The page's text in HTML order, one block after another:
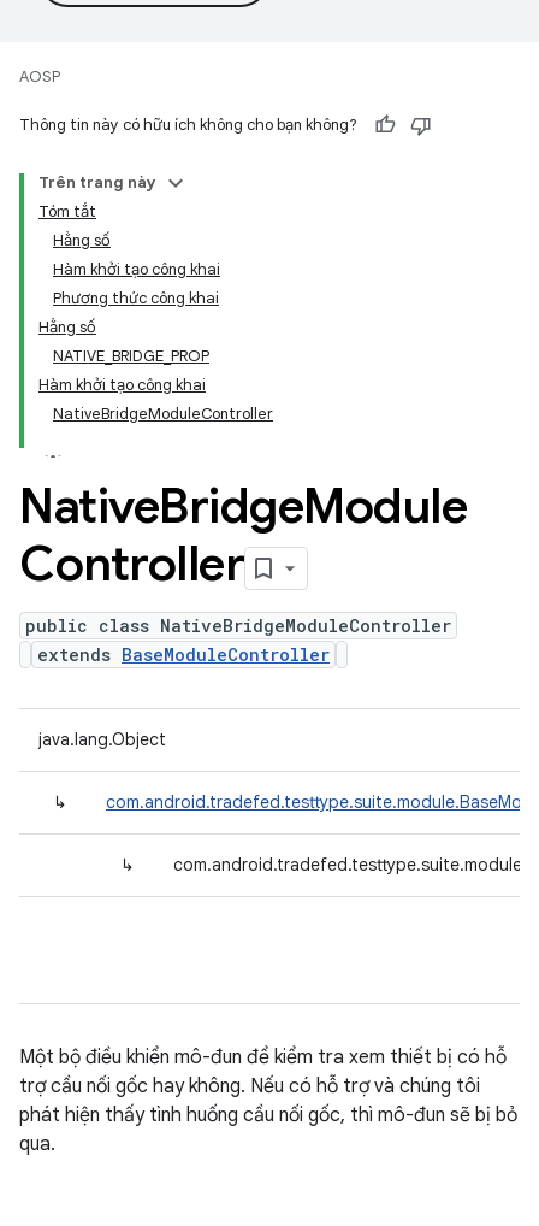
AOSP
Thông tin này có hữu ích không cho bạn không?
Trên trang này
Tóm tắt
Hằng số
Hàm khởi tạo công khai
Phương thức công khai
Hằng số
NATIVE_BRIDGE_PROP
Hàm khởi tạo công khai
NativeBridgeModuleController
NativeBridgeModule
Controller
public class NativeBridgeModuleController
extends BaseModuleController
java.lang.Object
↳
↳
Một bộ điều khiển mô-đun để kiểm tra xem thiết bị có hỗ
trợ cầu nối gốc hay không. Nếu có hỗ trợ và chúng tôi
phát hiện thấy tình huống cầu nối gốc, thì mô-đun sẽ bị bỏ
qua.